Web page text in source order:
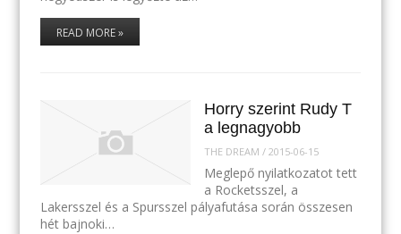
READ MORE »
Horry szerint Rudy T
a legnagyobb
THE DREAM / 2015-06-15
Meglepő nyilatkozatot tett
a Rocketsszel, a
Lakersszel és a Spursszel pályafutása során összesen
hét bajnoki…